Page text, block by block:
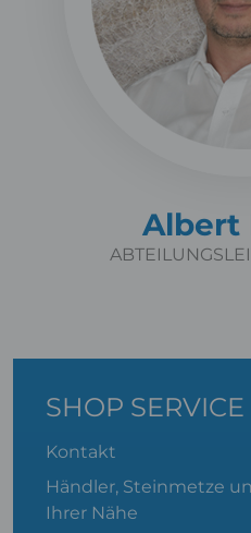
Albert
SHOP SERVICE
Kontakt
Händler, Steinmetze
Ihrer Nähe